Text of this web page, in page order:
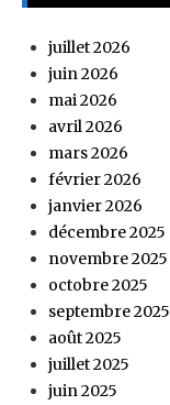
juillet 2026
juin 2026
mai 2026
avril 2026
mars 2026
février 2026
janvier 2026
décembre 2025
novembre 2025
octobre 2025
septembre 2025
août 2025
juillet 2025
juin 2025